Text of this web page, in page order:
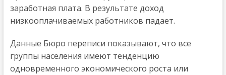
заработная плата. В результате доход
низкооплачиваемых работников падает.
Данные Бюро переписи показывают, что все
группы населения имеют тенденцию
одновременного экономического роста или